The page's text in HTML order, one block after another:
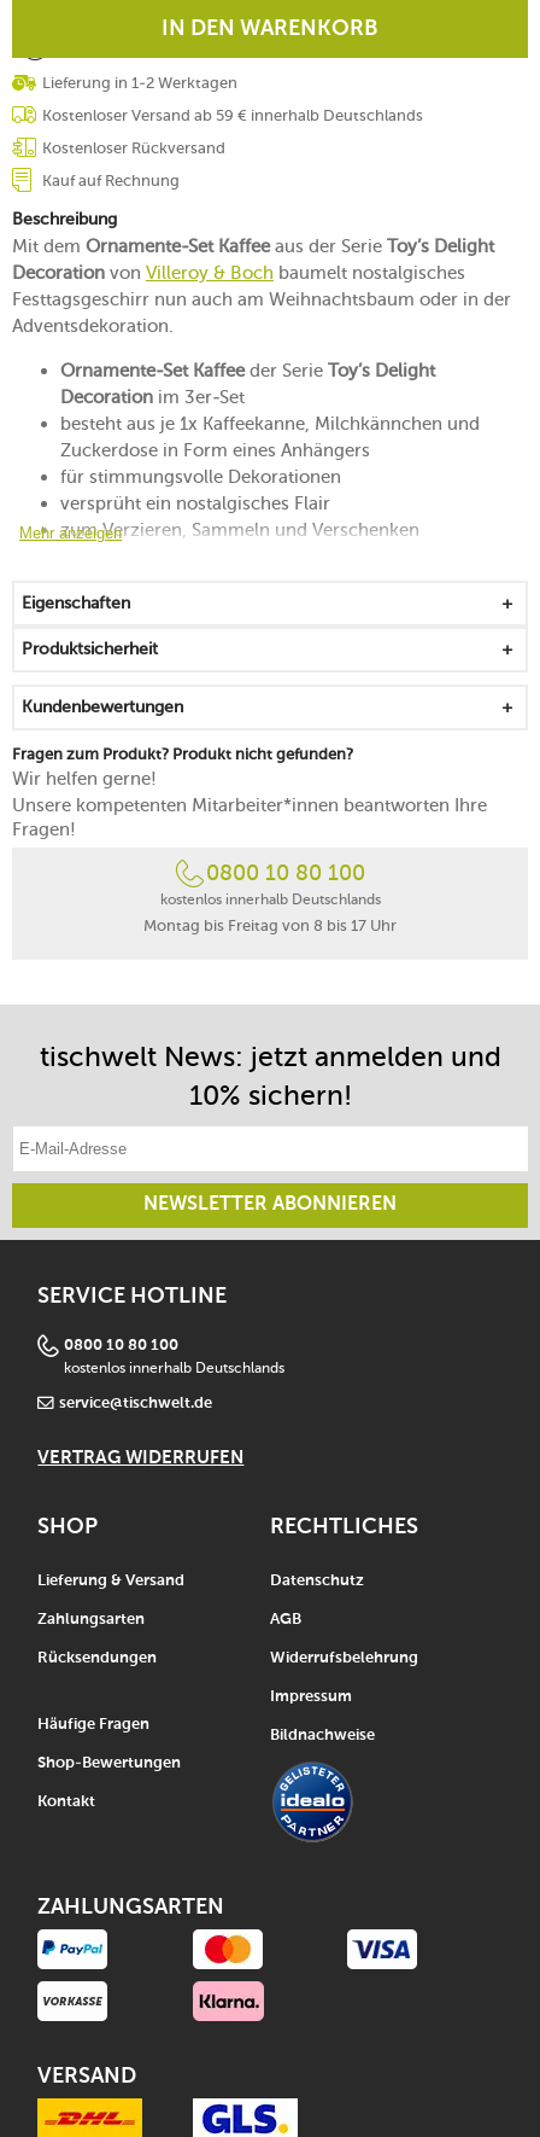
IN DEN WARENKORB
Lieferung in 1-2 Werktagen
Kostenloser Versand ab 59 € innerhalb Deutschlands
Kostenloser Rückversand
Kauf auf Rechnung
Beschreibung
Mit dem Ornamente-Set Kaffeeaus der Serie Toy’s Delight
Decoration von Villeroy & Boch baumelt nostalgisches
Festtagsgeschirr nun auch am Weihnachtsbaum oder in der
Adventsdekoration.
Ornamente-Set Kaffeeder Serie Toy’s Delight
Decoration im 3er-Set
besteht aus je 1x Kaffeekanne, Milchkännchen und
Zuckerdose in Form eines Anhängers
für stimmungsvolle Dekorationen
versprüht ein nostalgisches Flair
zum Verzieren, Sammeln und Verschenken
Mehr anzeigen
Eigenschaften
Produktsicherheit
Kundenbewertungen
Fragen zum Produkt? Produkt nicht gefunden?
Wir helfen gerne!
Unsere kompetenten Mitarbeiter*innen beantworten Ihre
Fragen!
0800 10 80 100
kostenlos innerhalb Deutschlands
Montag bis Freitag von 8 bis 17 Uhr
tischwelt News: jetzt anmelden und
10% sichern!
NEWSLETTER ABONNIEREN
SERVICE HOTLINE
0800 10 80 100
kostenlos innerhalb Deutschlands
service@tischwelt.de
VERTRAG WIDERRUFEN
SHOP
Lieferung & Versand
Zahlungsarten
Rücksendungen
Häufige Fragen
Shop-Bewertungen
Kontakt
RECHTLICHES
Datenschutz
AGB
Widerrufsbelehrung
Impressum
Bildnachweise
ZAHLUNGSARTEN
VERSAND